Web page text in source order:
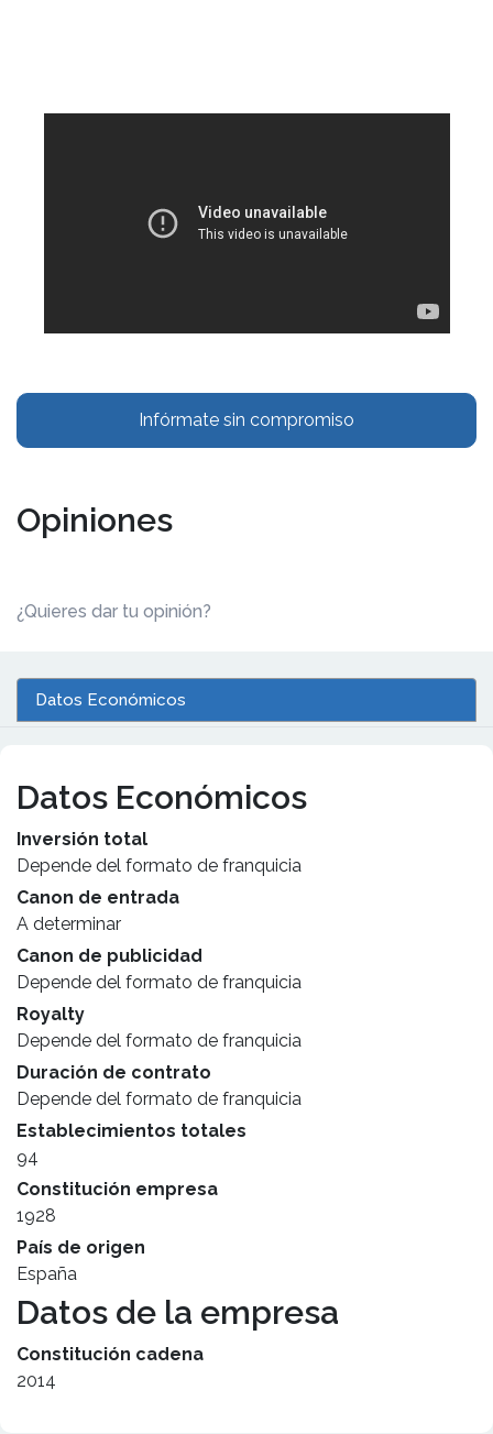
Infórmate sin compromiso
Opiniones
¿Quieres dar tu opinión?
Datos Económicos
Datos Económicos
Inversión total
Depende del formato de franquicia
Canon de entrada
A determinar
Canon de publicidad
Depende del formato de franquicia
Royalty
Depende del formato de franquicia
Duración de contrato
Depende del formato de franquicia
Establecimientos totales
94
Constitución empresa
1928
País de origen
España
Datos de la empresa
Constitución cadena
2014